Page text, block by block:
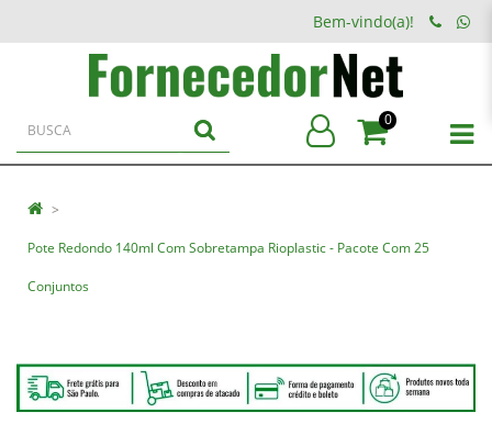
Bem-vindo(a)!
0
Pote Redondo 140ml Com Sobretampa Rioplastic - Pacote Com 25
Conjuntos